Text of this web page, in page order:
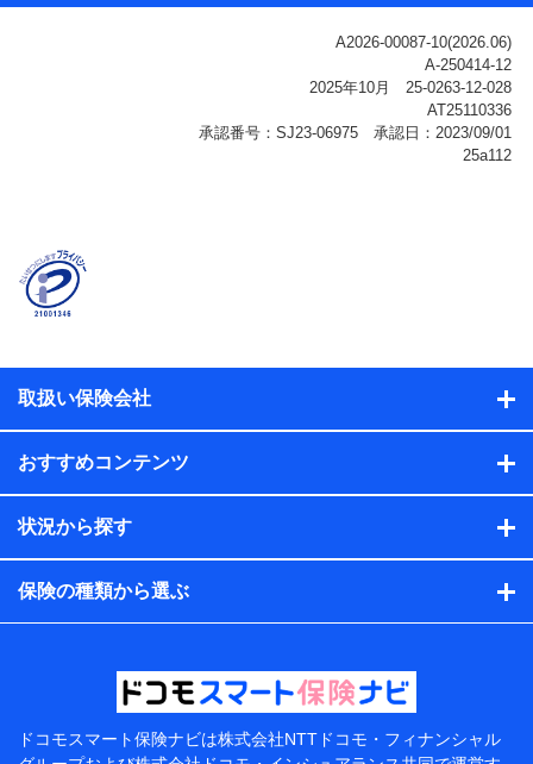
ご契約状態・ご利用履歴インターネット利用時の行動に
関する情報、アプリケーション利用時の行動に関する情
報、購入されたサービスや商品の名称・購入場所・決済
に関する情報、アンケートの回答に関する情報などが含
名、住所、生年月日、性別、保険契約者と被保険者の関
係、保険加入の目的、保険商品の内容、保険料、保険料
のお支払方法、車のメーカーや走行距離などの情報、建
ル内容や送信履歴の情報及び保険の更改案内等を提供し
保険契約情報
当社または株式会社NTTドコモ・フィナンシャルグルー
プが取得し、又は保有する保険契約に関する情報。例と
して、保険契約者及び被保険者の氏名、住所、生年月
日、性別、保険契約者と被保険者の関係、保険加入の目
的、保険商品の内容、保険料、保険料のお支払方法、車
のメーカーや走行距離などの情報、建物の構造や築年数
などの情報、ペットの種類や年齢などの情報などが含ま
提供当事者から受領当事者が個人データを取得する方法
電子的・電磁的方法等
【共同して利用する者の範囲】
取扱い保険会社
おすすめコンテンツ
状況から探す
保険の種類から選ぶ
ドコモスマート保険ナビは株式会社NTTドコモ・フィナンシャル